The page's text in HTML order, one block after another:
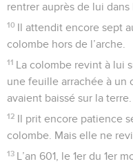
rentrer auprès de lui dans
10 Il attendit encore sept
colombe hors de l’arche.
11 La colombe revint à lui
une feuille arrachée à un
avaient baissé sur la terre.
12 Il prit encore patience
colombe. Mais elle ne
13 L’an 601, le 1er du 1er